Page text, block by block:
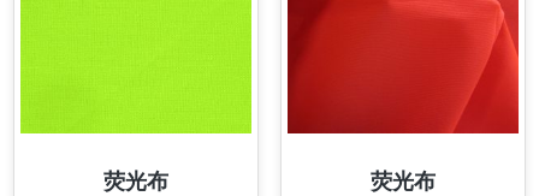
荧光布 荧光布